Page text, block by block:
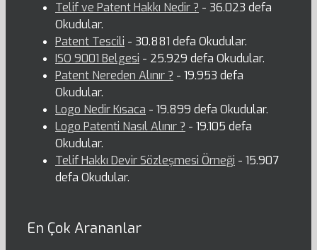
Telif ve Patent Hakkı Nedir ? - 36.023 defa
Okudular.
Patent Tescili - 30.881 defa Okudular.
ISO 9001 Belgesi - 25.929 defa Okudular.
Patent Nereden Alınır ? - 19.953 defa
Okudular.
Logo Nedir Kısaca - 19.899 defa Okudular.
Logo Patenti Nasıl Alınır ? - 19.105 defa
Okudular.
Telif Hakkı Devir Sözleşmesi Örneği - 15.907
defa Okudular.
En Çok Arananlar